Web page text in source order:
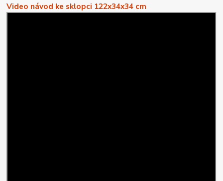
Video návod ke sklopci 122x34x34 cm